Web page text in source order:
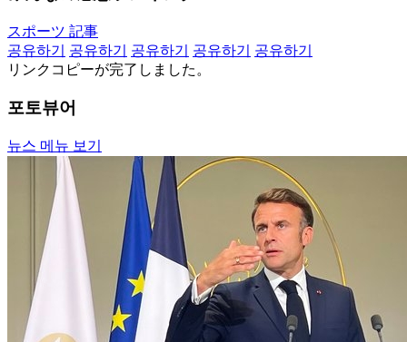
スポーツ 記事
공유하기
공유하기 공유하기 공유하기
공유하기
リンクコピーが完了しました。
포토뷰어
뉴스 메뉴 보기